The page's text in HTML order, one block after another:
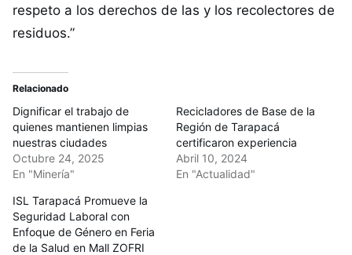
respeto a los derechos de las y los recolectores de
residuos.”
Relacionado
Dignificar el trabajo de
quienes mantienen limpias
nuestras ciudades
Octubre 24, 2025
En "Minería"
Recicladores de Base de la
Región de Tarapacá
certificaron experiencia
Abril 10, 2024
En "Actualidad"
ISL Tarapacá Promueve la
Seguridad Laboral con
Enfoque de Género en Feria
de la Salud en Mall ZOFRI